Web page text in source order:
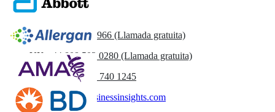
Contáctenos
US+1 833 909 2966 (Llamada gratuita)
UK
+44 808 502 0280 (Llamada gratuita)
(APAC) +91 744 740 1245
sales@fortunebusinessinsights.com